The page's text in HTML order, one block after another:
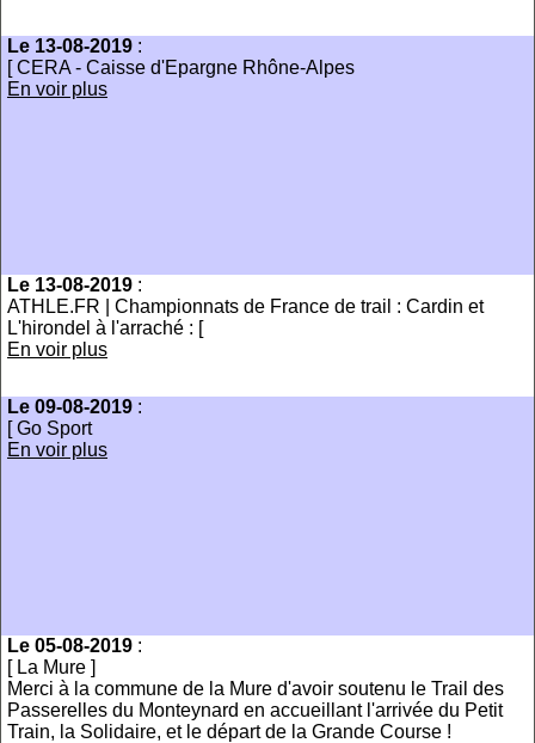
Le 13-08-2019 :
[ CERA - Caisse d'Epargne Rhône-Alpes
En voir plus
Le 13-08-2019 :
ATHLE.FR | Championnats de France de trail : Cardin et
L'hirondel à l'arraché : [
En voir plus
Le 09-08-2019 :
[ Go Sport
En voir plus
Le 05-08-2019 :
[ La Mure ]
Merci à la commune de la Mure d'avoir soutenu le Trail des
Passerelles du Monteynard en accueillant l'arrivée du Petit
Train, la Solidaire, et le départ de la Grande Course !